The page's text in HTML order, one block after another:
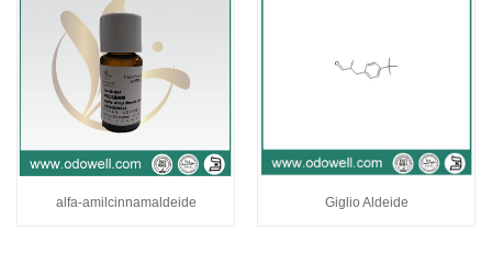
alfa-amilcinnamaldeide Giglio Aldeide